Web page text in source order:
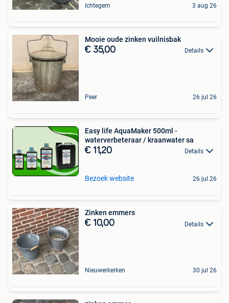
Ichtegem 3 aug 26
Mooie oude zinken vuilnisbak
€ 35,00 Details
Peer 26 jul 26
Easy life AquaMaker 500ml -
waterverbeteraar / kraanwater sa
€ 11,20 Details
Bezoek website 26 jul 26
Zinken emmers
€ 10,00 Details
Nieuwerkerken 30 jul 26